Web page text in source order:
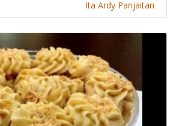
Ita Ardy Panjaitan